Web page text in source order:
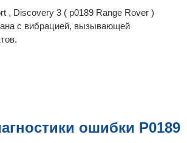
, Discovery 3 ( p0189 Range Rover )
с вибрацией, вызывающей
ошибки P0189